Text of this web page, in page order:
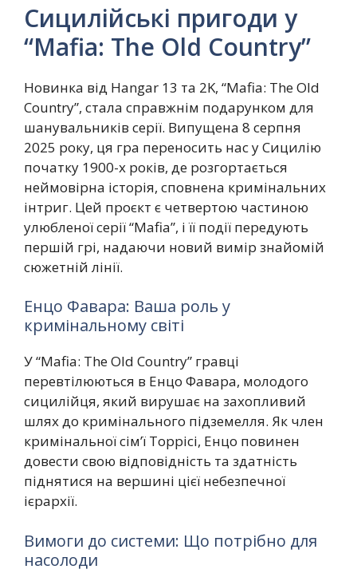
Сицилійські пригоди у
“Mafia: The Old Country”
Новинка від Hangar 13 та 2K, “Mafia: The Old
Country”, стала справжнім подарунком для
шанувальників серії. Випущена 8 серпня
2025 року, ця гра переносить нас у Сицилію
початку 1900-х років, де розгортається
неймовірна історія, сповнена кримінальних
інтриг. Цей проєкт є четвертою частиною
улюбленої серії “Mafia”, і її події передують
першій грі, надаючи новий вимір знайомій
сюжетній лінії.
Енцо Фавара: Ваша роль у
кримінальному світі
У “Mafia: The Old Country” гравці
перевтілюються в Енцо Фавара, молодого
сицилійця, який вирушає на захопливий
шлях до кримінального підземелля. Як член
кримінальної сім’ї Торрісі, Енцо повинен
довести свою відповідність та здатність
піднятися на вершині цієї небезпечної
ієрархії.
Вимоги до системи: Що потрібно для
насолоди